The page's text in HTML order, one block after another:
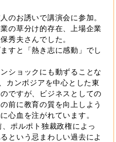
のお誘いで講演会に参加。
の草分け的存在、上場企業
秀夫さんでした。
すと「熱き志に感動」でし
ショックにも動ずることな
カンボジアを中心とした東
ですが、ビジネスとしての
前に教育の質を向上しよう
心血を注がれています。
ポルポト独裁政権によっ
という忌まわしい過去によ